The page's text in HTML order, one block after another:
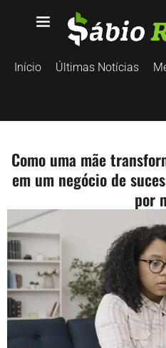
Início Últimas Notícias
Como uma mãe
em um negócio de
por